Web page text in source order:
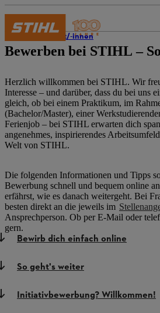
Student/-innen
Bewerben bei STIHL –
Herzlich willkommen bei STIHL. Wir
Interesse – und darüber, dass du bei uns
gleich, ob bei einem Praktikum, im
(Bachelor/Master), einer
Ferienjob – bei STIHL erwarten dich
angenehmes, inspirierendes
Welt von STIHL.
Die folgenden Informationen und Tipps
Bewerbung schnell und bequem online
erfährst, wie es danach weitergeht. Bei
besten direkt an die jeweils im
Ansprechperson. Ob per E-Mail oder
gern.
Bewirb dich einfach online
So geht's weiter
Initiativbewerbung? Willkommen!